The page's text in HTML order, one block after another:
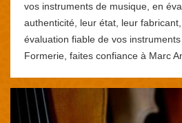
vos instruments de musique, en
authenticité, leur état, leur
évaluation fiable de vos
Formerie, faites confiance à Marc